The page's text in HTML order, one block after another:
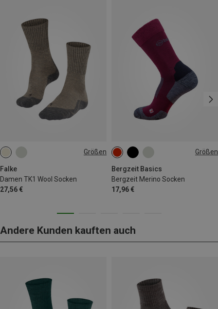
Größen
Falke
Damen TK1 Wool Socken
27,56 €
35|36
41|42
Größen
Bergzeit Basics
Bergzeit Merino Socken
17,96 €
36|37|38
42|43|44
45|46|47
Andere Kunden kauften auch